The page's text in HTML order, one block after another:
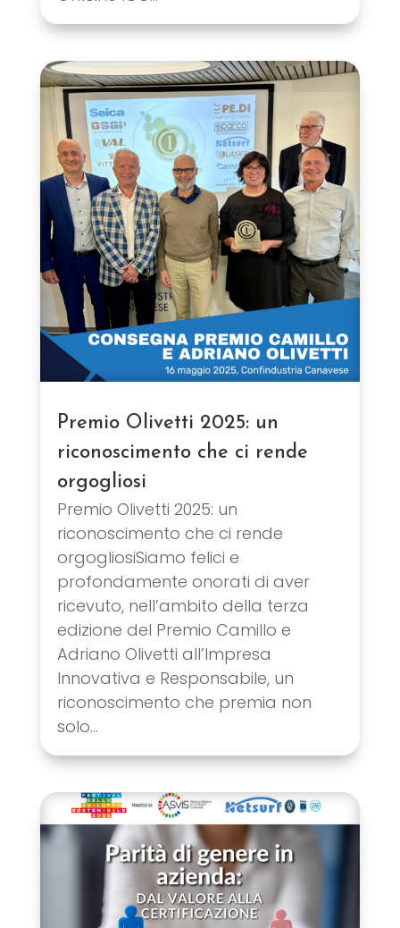
Premio Olivetti 2025: un
riconoscimento che ci rende
orgogliosi
Premio Olivetti 2025: un
riconoscimento che ci rende
orgogliosiSiamo felici e
profondamente onorati di aver
ricevuto, nell’ambito della terza
edizione del Premio Camillo e
Adriano Olivetti all’Impresa
Innovativa e Responsabile, un
riconoscimento che premia non
solo...